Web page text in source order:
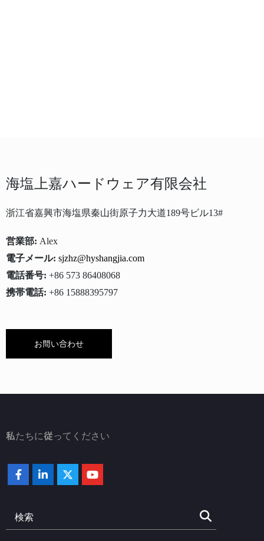
海塩上嘉ハードウェア有限会社
浙江省嘉興市海塩県秦山街原子力大道189号ビル13#
営業部: Alex
電子メール: sjzhz@hyshangjia.com
電話番号: +86 573 86408068
携帯電話: +86 15888395797
お問い合わせ
私たちに従ってください